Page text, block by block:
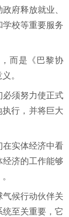
府释放就业、
校等重要服务
而是《巴黎协
。
须努力使正式
执行，并将巨大
在实体经济中看
济的工作能够
候行动伙伴关
至关重要，它